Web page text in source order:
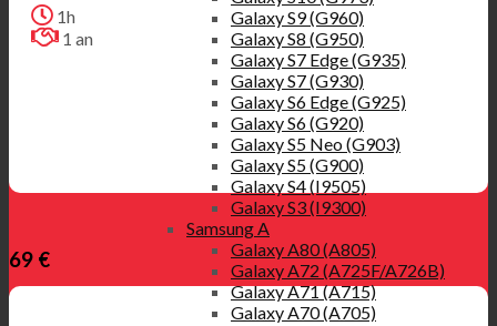
Galaxy S9 (G960)
Galaxy S8 (G950)
Galaxy S7 Edge (G935)
Galaxy S7 (G930)
Galaxy S6 Edge (G925)
Galaxy S6 (G920)
Galaxy S5 Neo (G903)
Galaxy S5 (G900)
Galaxy S4 (I9505)
Galaxy S3 (I9300)
Samsung A
Galaxy A80 (A805)
Galaxy A72 (A725F/A726B)
Galaxy A71 (A715)
Galaxy A70 (A705)
1h
1 an
69 €